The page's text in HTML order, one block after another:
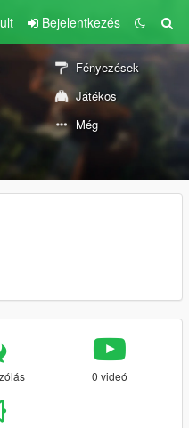
Bejelentkezés
Fényezések
Játékos
Még
0 videó